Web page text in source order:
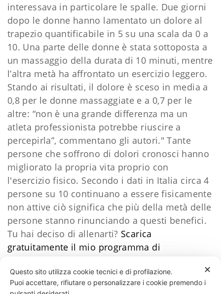
interessava in particolare le spalle. Due giorni
dopo le donne hanno lamentato un dolore al
trapezio quantificabile in 5 su una scala da 0 a
10. Una parte delle donne è stata sottoposta a
un massaggio della durata di 10 minuti, mentre
l’altra metà ha affrontato un esercizio leggero.
Stando ai risultati, il dolore è sceso in media a
0,8 per le donne massaggiate e a 0,7 per le
altre: “non è una grande differenza ma un
atleta professionista potrebbe riuscire a
percepirla”, commentano gli autori." Tante
persone che soffrono di dolori cronosci hanno
migliorato la propria vita proprio con
l'esercizio fisico. Secondo i dati in Italia circa 4
persone su 10 continuano a essere fisicamente
non attive ciò significa che più della metà delle
persone stanno rinunciando a questi benefici.
Tu hai deciso di allenarti? Scarica
gratuitamente il mio programma di
85 LIKES
✕
Questo sito utilizza cookie tecnici e di profilazione.
Puoi accettare, rifiutare o personalizzare i cookie premendo i